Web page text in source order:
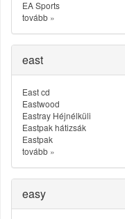
EA Sports
tovább »
east
East cd
Eastwood
Eastray Héjnélküli
Eastpak hátizsák
Eastpak
tovább »
easy